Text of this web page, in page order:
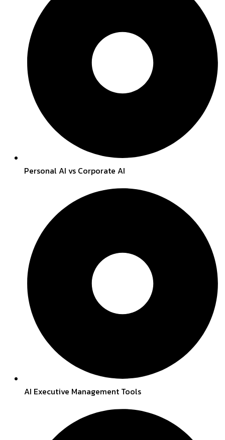
Personal AI vs Corporate AI
AI Executive Management Tools